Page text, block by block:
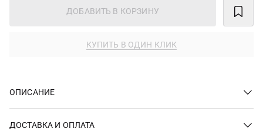
ДОБАВИТЬ В КОРЗИНУ
КУПИТЬ В ОДИН КЛИК
ОПИСАНИЕ
ДОСТАВКА И ОПЛАТА